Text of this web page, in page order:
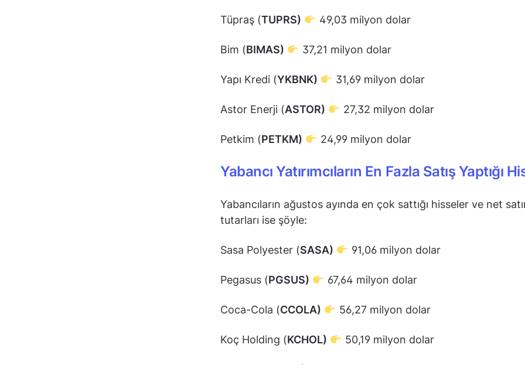
Tüpraş (TUPRS) 49,03 milyon dolar
Bim (BIMAS) 37,21 milyon dolar
Yapı Kredi (YKBNK) 31,69 milyon dolar
Astor Enerji (ASTOR) 27,32 milyon dolar
Petkim (PETKM) 24,99 milyon dolar
Yabancı Yatırımcıların En Fazla Satış Yaptığı
Yabancıların ağustos ayında en çok sattığı hisseler ve net
tutarları ise şöyle:
Sasa Polyester (SASA) 91,06 milyon dolar
Pegasus (PGSUS) 67,64 milyon dolar
Coca-Cola (CCOLA) 56,27 milyon dolar
Koç Holding (KCHOL) 50,19 milyon dolar